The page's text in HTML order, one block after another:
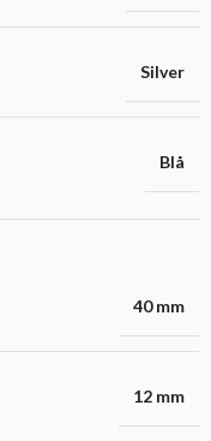
Silver
Blå
40 mm
12 mm